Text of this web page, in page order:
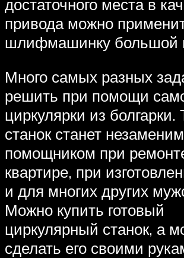
достаточного места в
привода можно
шлифмашинку большой
Много самых разных
решить при помощи
циркулярки из болгарки.
станок станет
помощником при
квартире, при
и для многих других
Можно купить готовый
циркулярный станок, а
сделать его своими